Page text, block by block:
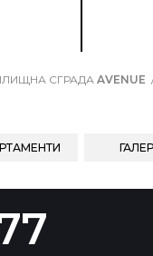
СГРАДА AVENUE